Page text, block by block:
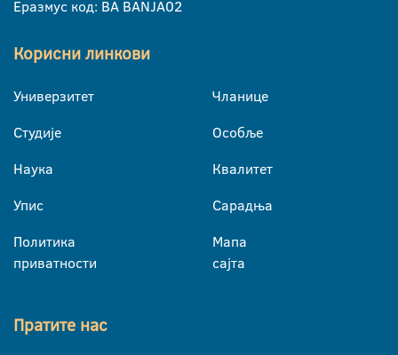
Еразмус код: BA BANJA02
Корисни линкови
Универзитет
Студије
Наука
Упис
Политика
приватности
Чланице
Особље
Квалитет
Сарадња
Мапа
сајта
Пратите нас